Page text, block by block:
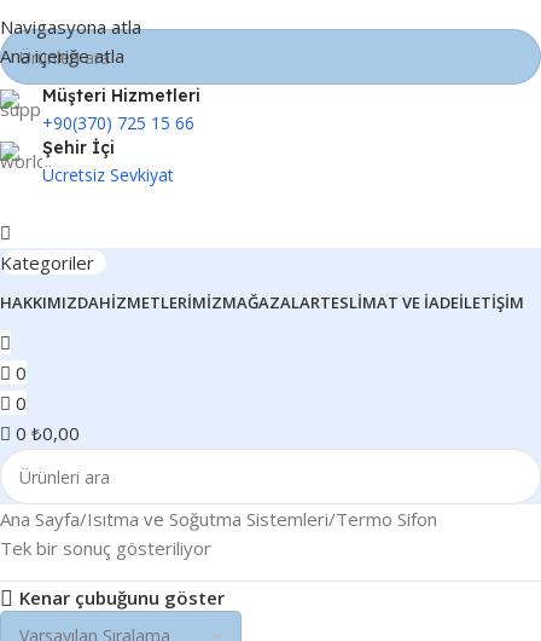
Navigasyona atla
Ana içeriğe atla
Müşteri Hizmetleri
+90(370) 725 15 66
Şehir İçi
Ücretsiz Sevkiyat
Kategoriler
HAKKIMIZDAHIZMETLERIMIZMAĞAZALARTESLIMAT VE İADEİLETIŞIM
0
0
0 ₺0,00
Ana Sayfa Isıtma ve Soğutma Sistemleri Termo Sifon
Tek bir sonuç gösteriliyor
Kenar çubuğunu göster